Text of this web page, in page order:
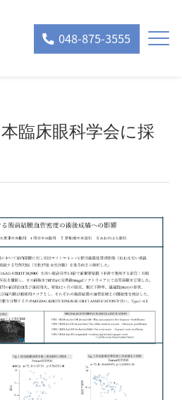
048-875-3555
臨床眼科学会に採